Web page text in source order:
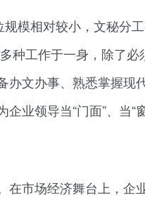
模相对较小，文秘分
种工作于一身，除了必
办文办事、熟悉掌握现
业领导当“门面”、当“
在市场经济舞台上，企